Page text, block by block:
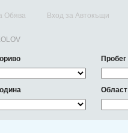
Обява Вход за Автокъщи
Пробег
Област